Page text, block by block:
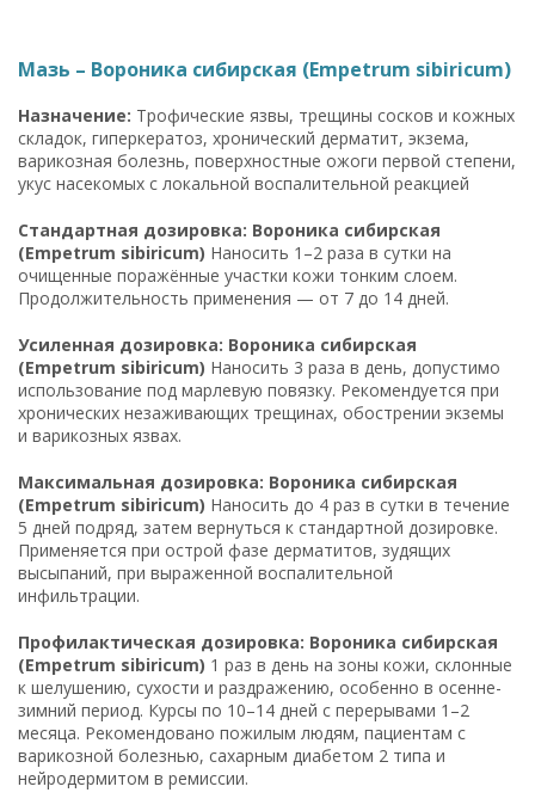
Мазь – Вороника сибирская (Empetrum sibiricum)
Назначение: Трофические язвы, трещины сосков и кожных
складок, гиперкератоз, хронический дерматит, экзема,
варикозная болезнь, поверхностные ожоги первой степени,
укус насекомых с локальной воспалительной реакцией
Стандартная дозировка: Вороника сибирская
(Empetrum sibiricum) Наносить 1–2 раза в сутки на
очищенные поражённые участки кожи тонким слоем.
Продолжительность применения — от 7 до 14 дней.
Усиленная дозировка: Вороника сибирская
(Empetrum sibiricum) Наносить 3 раза в день, допустимо
использование под марлевую повязку. Рекомендуется при
хронических незаживающих трещинах, обострении экземы
и варикозных язвах.
Максимальная дозировка: Вороника сибирская
(Empetrum sibiricum) Наносить до 4 раз в сутки в течение
5 дней подряд, затем вернуться к стандартной дозировке.
Применяется при острой фазе дерматитов, зудящих
высыпаний, при выраженной воспалительной
инфильтрации.
Профилактическая дозировка: Вороника сибирская
(Empetrum sibiricum) 1 раз в день на зоны кожи, склонные
к шелушению, сухости и раздражению, особенно в осенне-
зимний период. Курсы по 10–14 дней с перерывами 1–2
месяца. Рекомендовано пожилым людям, пациентам с
варикозной болезнью, сахарным диабетом 2 типа и
нейродермитом в ремиссии.